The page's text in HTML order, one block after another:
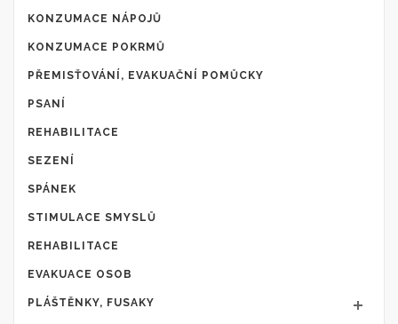
KONZUMACE NÁPOJŮ
KONZUMACE POKRMŮ
PŘEMISŤOVÁNÍ, EVAKUAČNÍ POMŮCKY
PSANÍ
REHABILITACE
SEZENÍ
SPÁNEK
STIMULACE SMYSLŮ
REHABILITACE
EVAKUACE OSOB
PLÁŠTĚNKY, FUSAKY